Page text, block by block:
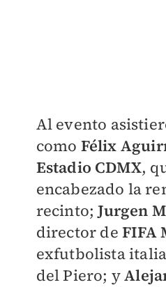
Al evento
como Félix
Estadio CDMX,
encabezado la
recinto;Jurgen
director de FIFA
exfutbolista
del Piero; y